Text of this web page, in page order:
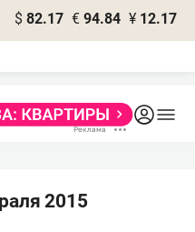
$ 82.17 € 94.84 ¥ 12.17
2015